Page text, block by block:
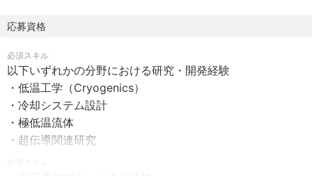
・熱解析・極低温流体解析による冷却性能評価・システム
・研究開発チーム間の技術連携およびプロジェクト推進
■本ポジションの魅力
・極低温・冷却という希少な専門領域を核融合開発で存分
に活かせる
・超伝導マグネットチームとの緊密な連携による横断的な
応募資格
必須スキル
以下いずれかの分野における研究・開発経験
・低温工学（Cryogenics）
・冷却システム設計
・極低温流体
・超伝導関連研究